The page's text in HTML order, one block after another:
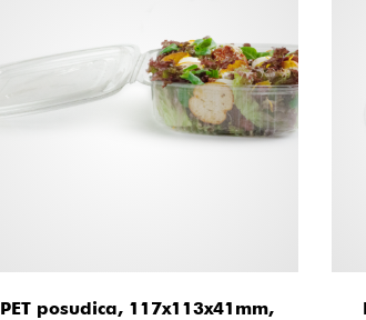
PET posudica, 117x113x41mm,